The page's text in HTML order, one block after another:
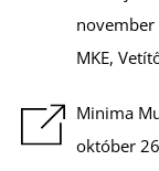
november
MKE,
Minima
október